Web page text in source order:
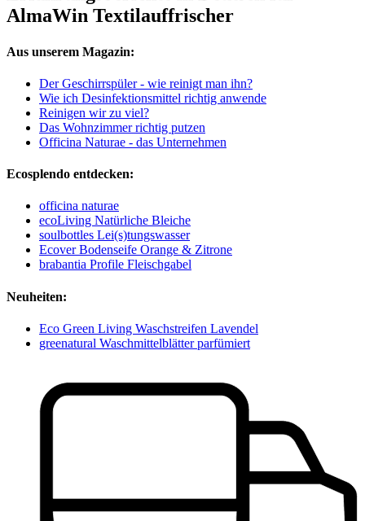
AlmaWin Textilauffrischer
Aus unserem Magazin:
Der Geschirrspüler - wie reinigt man ihn?
Wie ich Desinfektionsmittel richtig anwende
Reinigen wir zu viel?
Das Wohnzimmer richtig putzen
Officina Naturae - das Unternehmen
Ecosplendo entdecken:
officina naturae
ecoLiving Natürliche Bleiche
soulbottles Lei(s)tungswasser
Ecover Bodenseife Orange & Zitrone
brabantia Profile Fleischgabel
Neuheiten:
Eco Green Living Waschstreifen Lavendel
greenatural Waschmittelblätter parfümiert